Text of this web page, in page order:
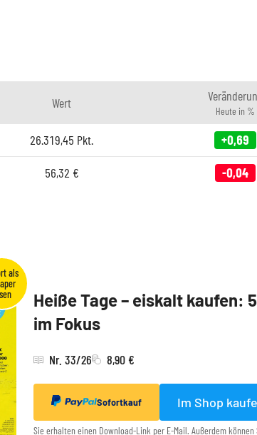
Wert
Heute in %
26.319,45 Pkt. +0,69
56,32 € -0,04
Heiße Tage – eiskalt kaufen:
im Fokus
Nr. 33/26 8,90 €
Sofortkauf Im Shop
Sie erhalten einen Download-Link per E-Mail. Außerdem